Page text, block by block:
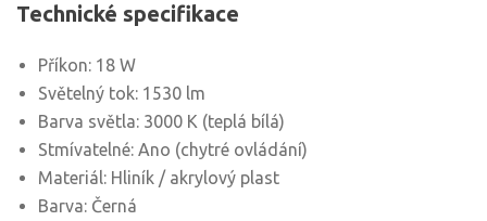
Technické specifikace
Příkon: 18 W
Světelný tok: 1530 lm
Barva světla: 3000 K (teplá bílá)
Stmívatelné: Ano (chytré ovládání)
Materiál: Hliník / akrylový plast
Barva: Černá